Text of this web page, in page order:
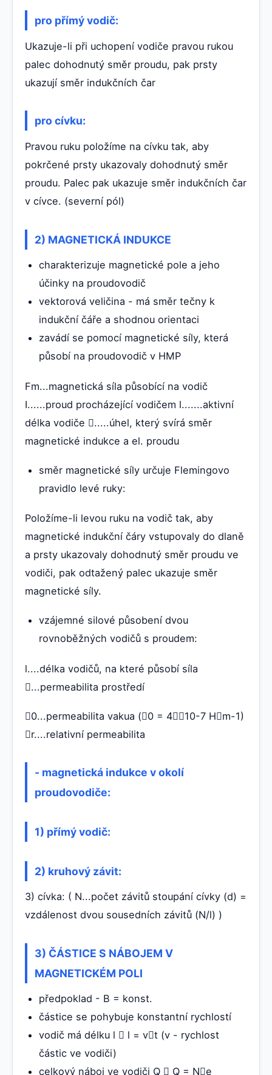
pro přímý vodič:
Ukazuje-li při uchopení vodiče pravou rukou
palec dohodnutý směr proudu, pak prsty
ukazují směr indukčních čar
pro cívku:
Pravou ruku položíme na cívku tak, aby
pokrčené prsty ukazovaly dohodnutý směr
proudu. Palec pak ukazuje směr indukčních čar
v cívce. (severní pól)
2) MAGNETICKÁ INDUKCE
charakterizuje magnetické pole a jeho
účinky na proudovodič
vektorová veličina - má směr tečny k
indukční čáře a shodnou orientaci
zavádí se pomocí magnetické síly, která
působí na proudovodič v HMP
Fm...magnetická síla působící na vodič
I......proud procházející vodičem l.......aktivní
délka vodiče .....úhel, který svírá směr
magnetické indukce a el. proudu
směr magnetické síly určuje Flemingovo
pravidlo levé ruky:
Položíme-li levou ruku na vodič tak, aby
magnetické indukční čáry vstupovaly do dlaně
a prsty ukazovaly dohodnutý směr proudu ve
vodiči, pak odtažený palec ukazuje směr
magnetické síly.
vzájemné silové působení dvou
rovnoběžných vodičů s proudem:
l....délka vodičů, na které působí síla
...permeabilita prostředí
0...permeabilita vakua (0 = 410-7 Hm-1)
r....relativní permeabilita
- magnetická indukce v okolí
proudovodiče:
1) přímý vodič:
2) kruhový závit:
3) cívka: ( N...počet závitů stoupání cívky (d) =
vzdálenost dvou sousedních závitů (N/l) )
3) ČÁSTICE S NÁBOJEM V
MAGNETICKÉM POLI
předpoklad - B = konst.
částice se pohybuje konstantní rychlostí
vodič má délku l  l = vt (v - rychlost
částic ve vodiči)
celkový náboj ve vodiči Q  Q = Ne